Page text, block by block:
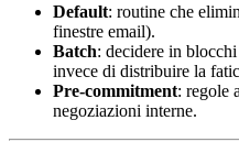
Default: routine che
finestre email).
Batch: decidere in
invece di distribuire la
Pre-commitment: regole
negoziazioni interne.